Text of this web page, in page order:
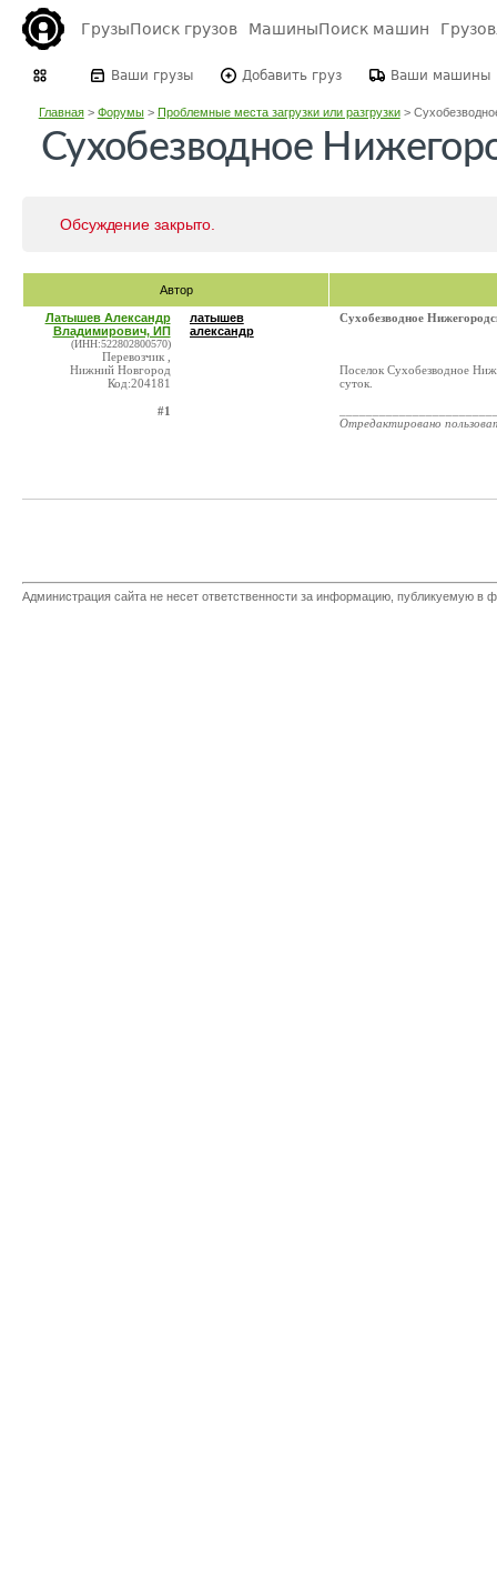
ГрузыПоиск грузов МашиныПоиск машин
Ваши грузы Добавить груз Ваши машины
Главная> Форумы> Проблемные места загрузки или разгрузки>
Сухобезводное
Обсуждение закрыто.
Автор
Латышев Александр
Владимирович, ИП
(ИНН:522802800570)
Перевозчик ,
Нижний Новгород
Код:204181
#1
латышев
александр
Сухобезводное
Поселок Сухобезводное
суток.
Отредактировано
Администрация сайта не несет ответственности за информацию, публикуемую